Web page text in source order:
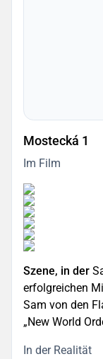
Mostecká 1
Im Film
Szene, in der
erfolgreichen
Sam von den
„New World
In der Realität